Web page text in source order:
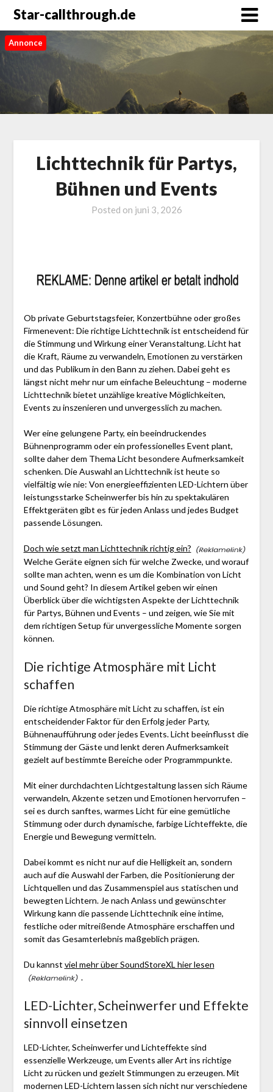
Star-callthrough.de
Annonce
Lichttechnik für Partys,
Bühnen und Events
Posted on juni 3, 2026
Ob private Geburtstagsfeier, Konzertbühne oder großes
Firmenevent: Die richtige Lichttechnik ist entscheidend für
die Stimmung und Wirkung einer Veranstaltung. Licht hat
die Kraft, Räume zu verwandeln, Emotionen zu verstärken
und das Publikum in den Bann zu ziehen. Dabei geht es
längst nicht mehr nur um einfache Beleuchtung – moderne
Lichttechnik bietet unzählige kreative Möglichkeiten,
Events zu inszenieren und unvergesslich zu machen.
Wer eine gelungene Party, ein beeindruckendes
Bühnenprogramm oder ein professionelles Event plant,
sollte daher dem Thema Licht besondere Aufmerksamkeit
schenken. Die Auswahl an Lichttechnik ist heute so
vielfältig wie nie: Von energieeffizienten LED-Lichtern über
leistungsstarke Scheinwerfer bis hin zu spektakulären
Effektgeräten gibt es für jeden Anlass und jedes Budget
passende Lösungen.
Doch wie setzt man Lichttechnik richtig ein?
Welche Geräte eignen sich für welche Zwecke, und worauf
sollte man achten, wenn es um die Kombination von Licht
und Sound geht? In diesem Artikel geben wir einen
Überblick über die wichtigsten Aspekte der Lichttechnik
für Partys, Bühnen und Events – und zeigen, wie Sie mit
dem richtigen Setup für unvergessliche Momente sorgen
können.
Die richtige Atmosphäre mit Licht
schaffen
Die richtige Atmosphäre mit Licht zu schaffen, ist ein
entscheidender Faktor für den Erfolg jeder Party,
Bühnenaufführung oder jedes Events. Licht beeinflusst die
Stimmung der Gäste und lenkt deren Aufmerksamkeit
gezielt auf bestimmte Bereiche oder Programmpunkte.
Mit einer durchdachten Lichtgestaltung lassen sich Räume
verwandeln, Akzente setzen und Emotionen hervorrufen –
sei es durch sanftes, warmes Licht für eine gemütliche
Stimmung oder durch dynamische, farbige Lichteffekte, die
Energie und Bewegung vermitteln.
Dabei kommt es nicht nur auf die Helligkeit an, sondern
auch auf die Auswahl der Farben, die Positionierung der
Lichtquellen und das Zusammenspiel aus statischen und
bewegten Lichtern. Je nach Anlass und gewünschter
Wirkung kann die passende Lichttechnik eine intime,
festliche oder mitreißende Atmosphäre erschaffen und
somit das Gesamterlebnis maßgeblich prägen.
Du kannst viel mehr über SoundStoreXL hier lesen
.
LED-Lichter, Scheinwerfer und Effekte
sinnvoll einsetzen
LED-Lichter, Scheinwerfer und Lichteffekte sind
essenzielle Werkzeuge, um Events aller Art ins richtige
Licht zu rücken und gezielt Stimmungen zu erzeugen. Mit
modernen LED-Lichtern lassen sich nicht nur verschiedene